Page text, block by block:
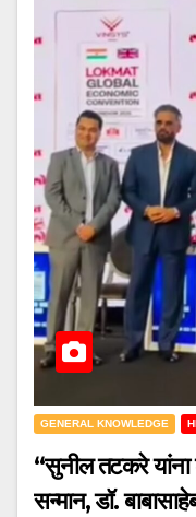
GENERAL KNOWLEDGE
“सुनील तटकरे
सन्मान, डॉ.